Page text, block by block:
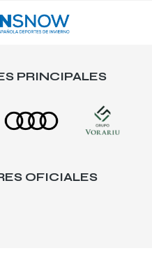
PRINCIPALES
OFICIALES